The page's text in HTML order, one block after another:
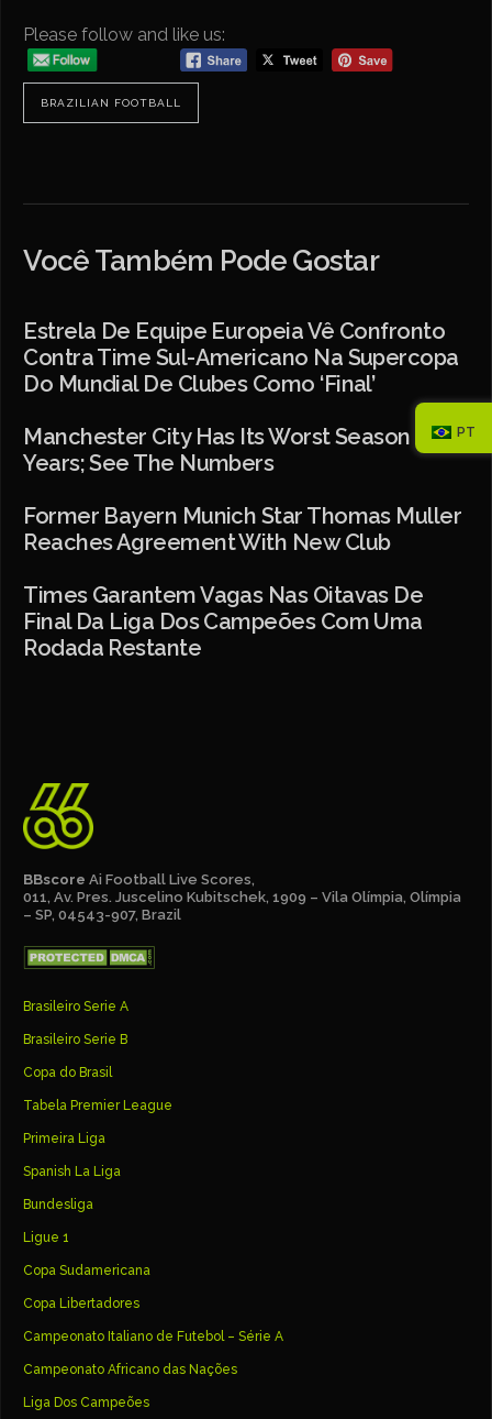
Please follow and like us:
BRAZILIAN FOOTBALL
Você Também Pode Gostar
Estrela De Equipe Europeia Vê Confronto
Contra Time Sul-Americano Na Supercopa
Do Mundial De Clubes Como ‘final’
Manchester City Has Its Worst Season In 16
Years; See The Numbers
Former Bayern Munich Star Thomas Muller
Reaches Agreement With New Club
Times Garantem Vagas Nas Oitavas De
Final Da Liga Dos Campeões Com Uma
Rodada Restante
BBscore Ai Football Live Scores,
011, Av. Pres. Juscelino Kubitschek, 1909 – Vila Olímpia, Olímpia
– SP, 04543-907, Brazil
Brasileiro Serie A
Brasileiro Serie B
Copa do Brasil
Tabela Premier League
Primeira Liga
Spanish La Liga
Bundesliga
Ligue 1
Copa Sudamericana
Copa Libertadores
Campeonato Italiano de Futebol – Série A
Campeonato Africano das Nações
Liga Dos Campeões
PT